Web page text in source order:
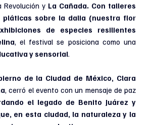
Revolución y La Cañada. Con talleres
pláticas sobre la dalia (nuestra flor
de especies resilientes
y sensorial.
de la Ciudad de México, Clara
, cerró el evento con un mensaje de paz
el legado de Benito Juárez y
en esta ciudad, la naturaleza y la